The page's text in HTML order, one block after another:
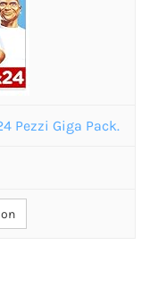
Pezzi Giga Pack.